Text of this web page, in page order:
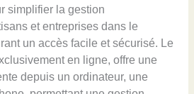
simplifier la gestion
et entreprises dans le
un accès facile et sécurisé. Le
en ligne, offre une
depuis un ordinateur, une